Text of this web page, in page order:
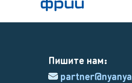
Пишите нам: